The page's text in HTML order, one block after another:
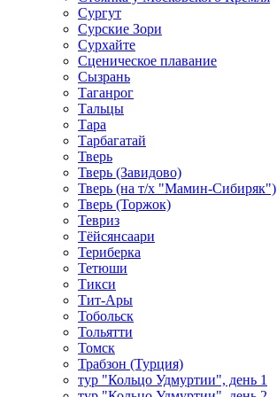
Сургут
Сурские Зори
Сурхайте
Сценическое плавание
Сызрань
Таганрог
Тальцы
Тара
Тарбагатай
Тверь
Тверь (Завидово)
Тверь (на т/х "Мамин-Сибиряк")
Тверь (Торжок)
Тевриз
Тёйсянсаари
Териберка
Тетюши
Тикси
Тит-Ары
Тобольск
Тольятти
Томск
Трабзон (Турция)
тур "Кольцо Удмуртии", день 1